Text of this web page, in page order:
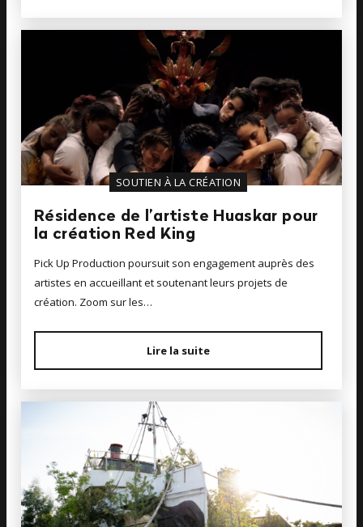
SOUTIEN À LA CRÉATION
Résidence de l’artiste Huaskar pour
la création Red King
Pick Up Production poursuit son engagement auprès des
artistes en accueillant et soutenant leurs projets de
création. Zoom sur les…
Lire la suite